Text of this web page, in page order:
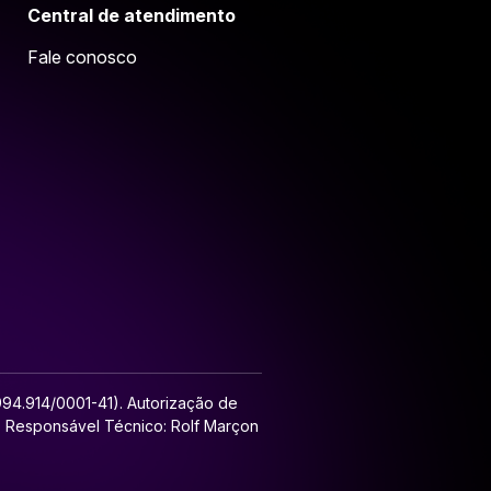
Central de atendimento
Fale conosco
0001-41). Autorização de
Responsável Técnico: Rolf Marçon